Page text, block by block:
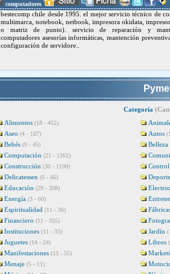
computadores
bestecomp chile desde 1995. el mejor servicio técnico de
multimarca, notebook, netbook, impresora okidata,
o matriz de punto). servicio de reparación y
computadores asesorías informáticas, mantención
configuración de servidore..
Categoría
Alimentos (18 - 452)
Aseo (4 - 187) Autos
Bebés (9 - 45)
Belleza
Computación (21 - 1262)
Construcción (30 - 1100)
Delicatessen (6 - 66)
Educación (29 - 308)
Energía (3 - 60)
Espiritualidad (11 - 36)
Financiero (11 - 355)
Instituciones (11 - 33) Jardín
Juguetes (14 - 24) Libros
Manifestaciones (13 - 55)
Menaje (5 - 11)